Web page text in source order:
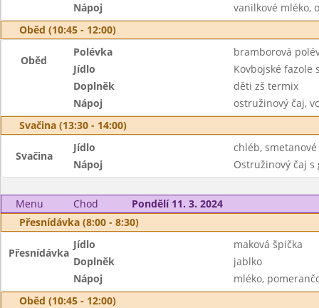
Nápoj
vanilkové mléko,
Oběd (10:45 - 12:00)
Oběd
Polévka
bramborová
Jídlo
Kovbojské fazole
Doplněk
děti zš termix
Nápoj
ostružinový čaj,
Svačina (13:30 - 14:00)
Svačina
Jídlo
chléb,
Nápoj
Ostružinový čaj s
Menu Chod
Pondělí 11. 3. 2024
Přesnídávka (8:00 - 8:30)
Přesnídávka
Jídlo
maková špička
Doplněk
jablko
Nápoj
mléko,
Oběd (10:45 - 12:00)